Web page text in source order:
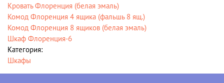
Кровать Флоренция (белая эмаль)
Комод Флоренция 4 ящика (фальшь 8 ящ.)
Комод Флоренция 8 ящиков (белая эмаль)
Шкаф Флоренция-6
Категория:
Шкафы